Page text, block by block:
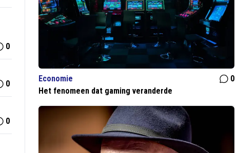
0
0
0
Economie
0
Het fenomeen dat gaming veranderde